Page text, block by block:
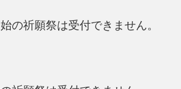
の祈願祭は受付できません。